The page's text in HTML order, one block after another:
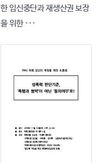
한 임신중단과 재생산권 보장
을 위한 ···